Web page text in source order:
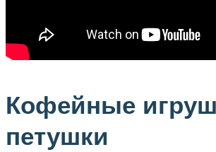
Кофейные
петушки